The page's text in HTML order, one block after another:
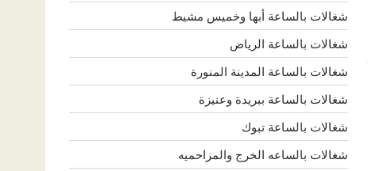
شغالات بالساعة أبها وخميس مشيط
شغالات بالساعة الرياض
شغالات بالساعة المدينة المنورة
شغالات بالساعة ببريدة وعنيزة
شغالات بالساعة تبوك
شغالات بالساعه الخرج والمزاحميه